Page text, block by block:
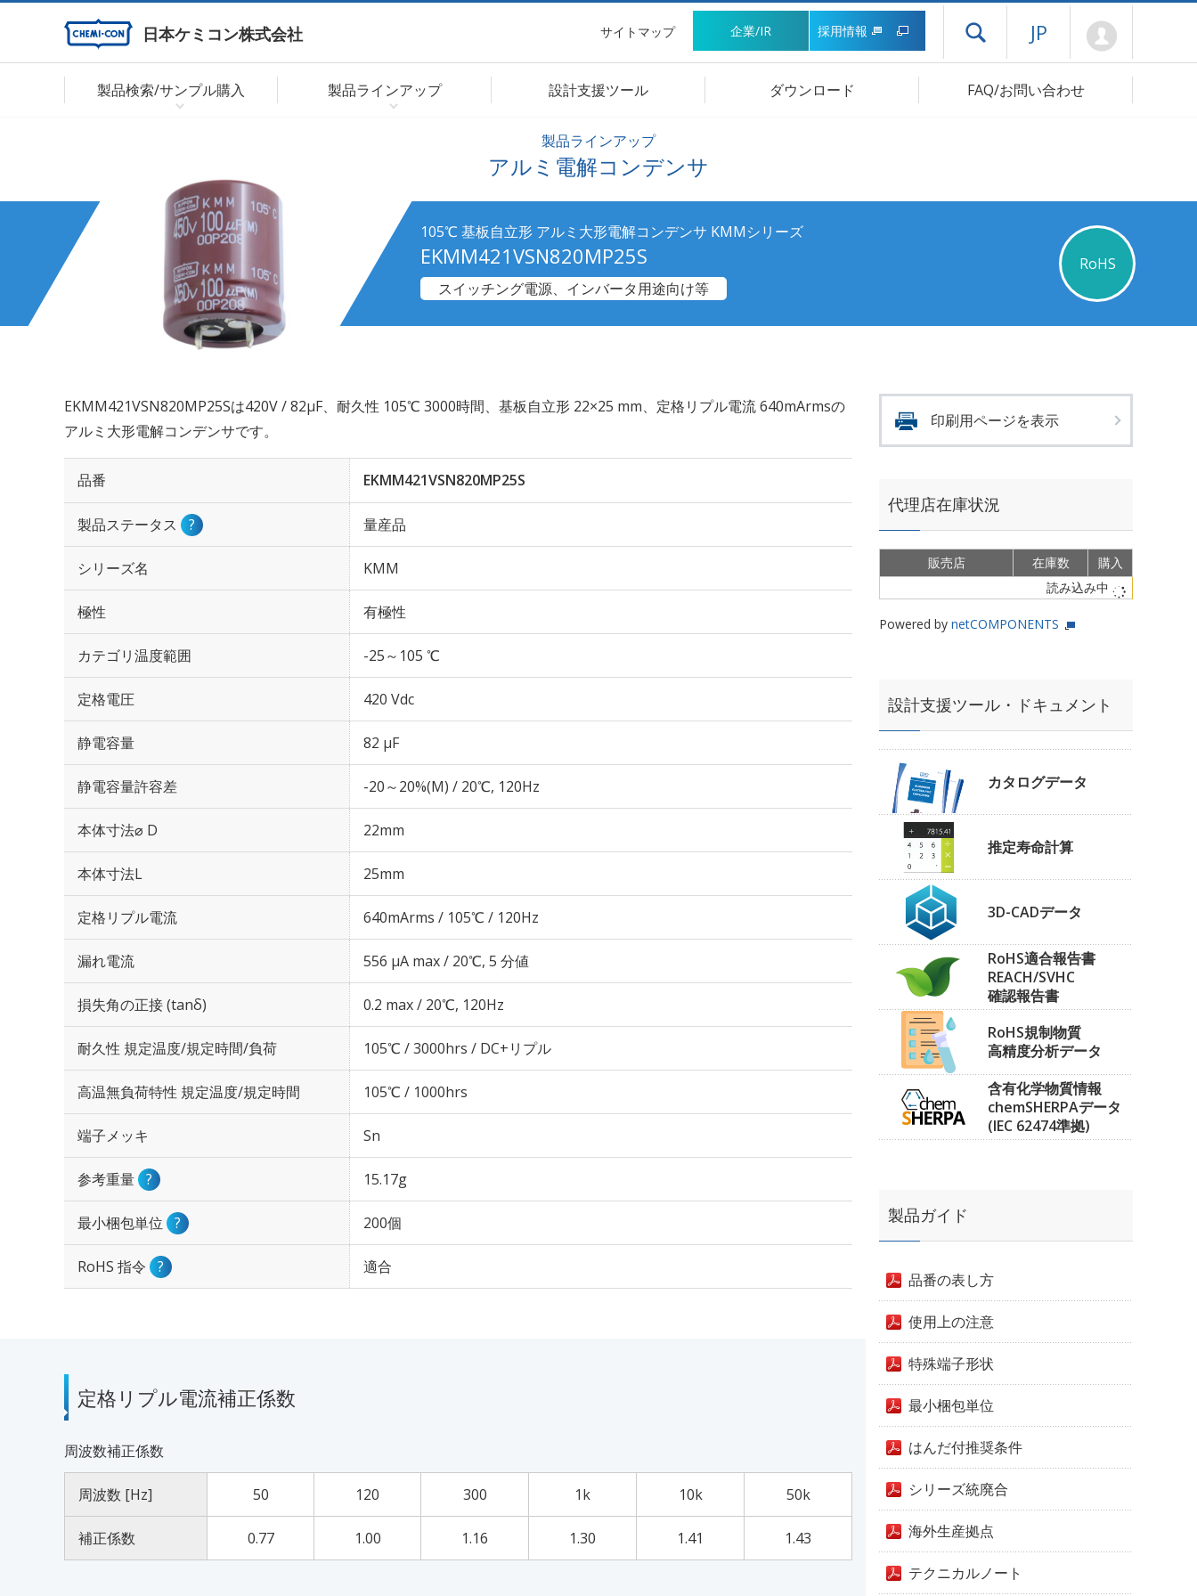
日本ケミコン株式会社 サイトマップ 企業/IR 採用情報 ドロワーメニューを開く
JP
製品検索/サンプル購入 製品ラインアップ 設計支援ツール ダウンロード FAQ/お問い合わせ
製品ラインアップ
アルミ電解コンデンサ
105℃ 基板自立形 アルミ大形電解コンデンサ KMMシリーズ
EKMM421VSN820MP25S
RoHS
スイッチング電源、インバータ用途向け等
EKMM421VSN820MP25Sは420V / 82µF、耐久性 105℃ 3000時間、基板自立形 22×25 mm、定格リプル電流 640mArmsの
アルミ大形電解コンデンサです。
品番 EKMM421VSN820MP25S
製品ステータス ? 量産品
シリーズ名 KMM
極性 有極性
カテゴリ温度範囲 -25～105 ℃
定格電圧 420 Vdc
静電容量 82 µF
静電容量許容差 -20～20%(M) / 20℃, 120Hz
本体寸法⌀ D 22mm
本体寸法L 25mm
定格リプル電流 640mArms / 105℃ / 120Hz
漏れ電流 556 μA max / 20℃, 5 分値
損失角の正接 (tanδ) 0.2 max / 20℃, 120Hz
耐久性 規定温度/規定時間/負荷 105℃ / 3000hrs / DC+リプル
高温無負荷特性 規定温度/規定時間 105℃ / 1000hrs
端子メッキ Sn
参考重量 ? 15.17g
最小梱包単位 ? 200個
RoHS 指令 ? 適合
定格リプル電流補正係数
周波数補正係数
周波数 [Hz] 50 120 300 1k 10k 50k
補正係数 0.77 1.00 1.16 1.30 1.41 1.43
印刷用ページを表示
代理店在庫状況
販売店 在庫数
購入
読み込み中
Powered by netCOMPONENTS
設計支援ツール・ドキュメント
カタログデータ
推定寿命計算
3D-CADデータ
RoHS適合報告書
REACH/SVHC
確認報告書
RoHS規制物質
高精度分析データ
含有化学物質情報
chemSHERPAデータ
(IEC 62474準拠)
製品ガイド
品番の表し方
使用上の注意
特殊端子形状
最小梱包単位
はんだ付推奨条件
シリーズ統廃合
海外生産拠点
テクニカルノート